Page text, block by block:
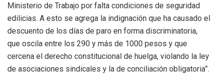
Ministerio de Trabajo por falta condiciones de seguridad
edilicias. A esto se agrega la indignación que ha causado el
descuento de los días de paro en forma discriminatoria,
que oscila entre los 290 y más de 1000 pesos y que
cercena el derecho constitucional de huelga, violando la ley
de asociaciones sindicales y la de conciliación obligatoria”.